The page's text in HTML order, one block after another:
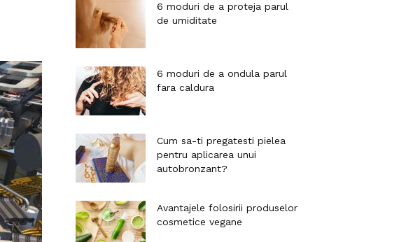
6 moduri de a proteja parul
de umiditate
6 moduri de a ondula parul
fara caldura
Cum sa-ti pregatesti pielea
pentru aplicarea unui
autobronzant?
Avantajele folosirii produselor
cosmetice vegane